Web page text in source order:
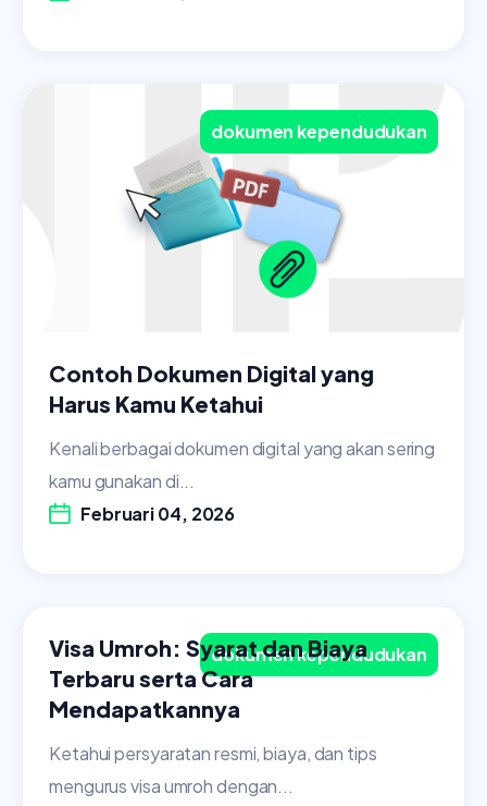
dokumen kependudukan
Contoh Dokumen Digital yang
Harus Kamu Ketahui
Kenali berbagai dokumen digital yang akan sering
kamu gunakan di...
Februari 04, 2026
dokumen kependudukan
Visa Umroh: Syarat dan Biaya
Terbaru serta Cara
Mendapatkannya
Ketahui persyaratan resmi, biaya, dan tips
mengurus visa umroh dengan...